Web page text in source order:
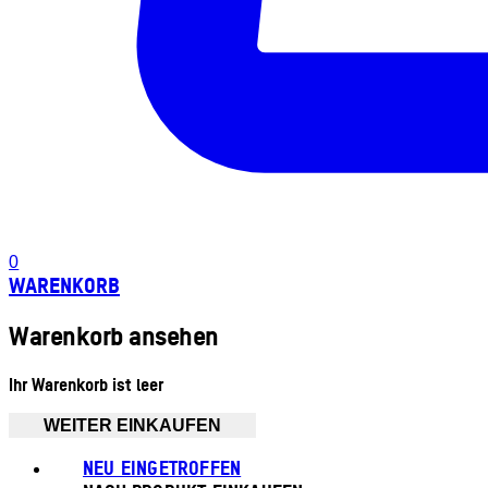
0
WARENKORB
Warenkorb ansehen
Ihr Warenkorb ist leer
WEITER EINKAUFEN
NEU EINGETROFFEN